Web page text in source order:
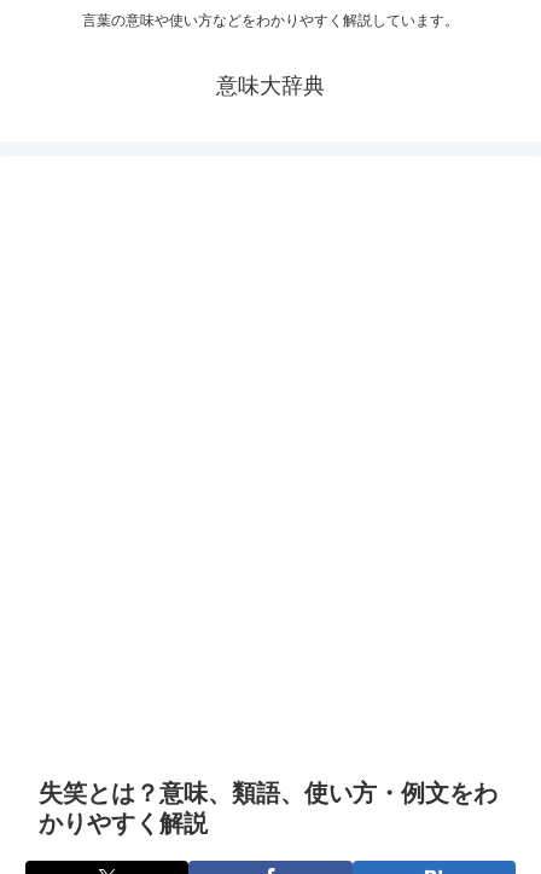
言葉の意味や使い方などをわかりやすく解説しています。
意味大辞典
失笑とは？意味、類語、使い方・例文をわ
かりやすく解説